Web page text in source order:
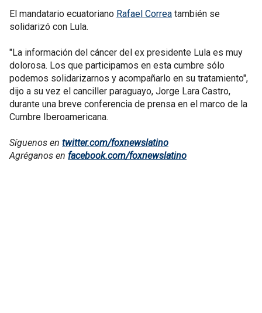
El mandatario ecuatoriano Rafael Correa también se
solidarizó con Lula.
"La información del cáncer del ex presidente Lula es muy
dolorosa. Los que participamos en esta cumbre sólo
podemos solidarizarnos y acompañarlo en su tratamiento",
dijo a su vez el canciller paraguayo, Jorge Lara Castro,
durante una breve conferencia de prensa en el marco de la
Cumbre Iberoamericana.
Síguenos en twitter.com/foxnewslatino
Agréganos en facebook.com/foxnewslatino